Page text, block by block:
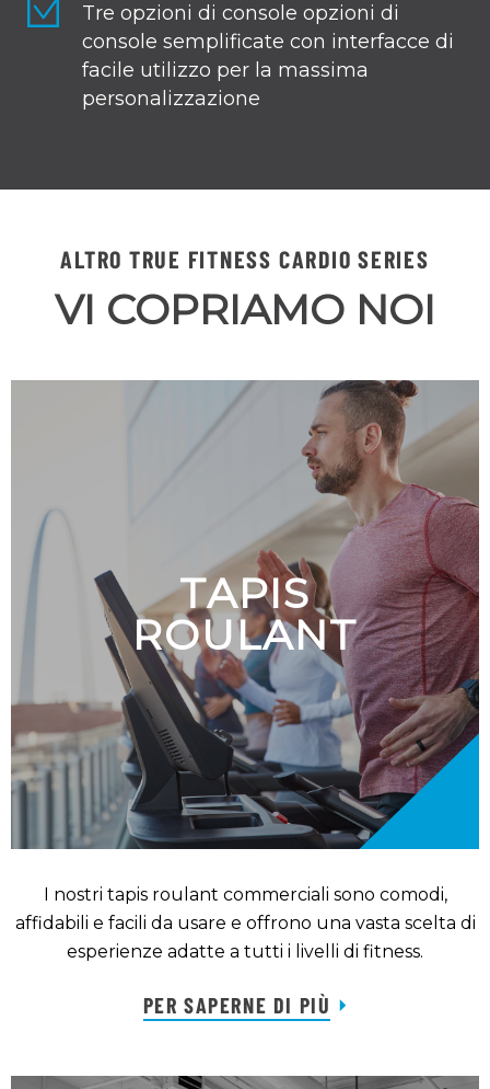
Tre opzioni di console opzioni di
console semplificate con interfacce di
facile utilizzo per la massima
personalizzazione
ALTRO TRUE FITNESS CARDIO SERIES
VI COPRIAMO NOI
TAPIS
ROULANT
I nostri tapis roulant commerciali sono comodi,
affidabili e facili da usare e offrono una vasta scelta di
esperienze adatte a tutti i livelli di fitness.
PER SAPERNE DI PIÙ